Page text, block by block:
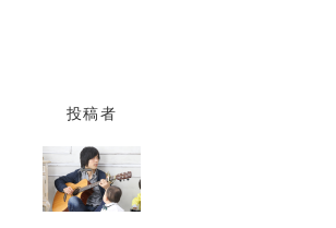
投稿者